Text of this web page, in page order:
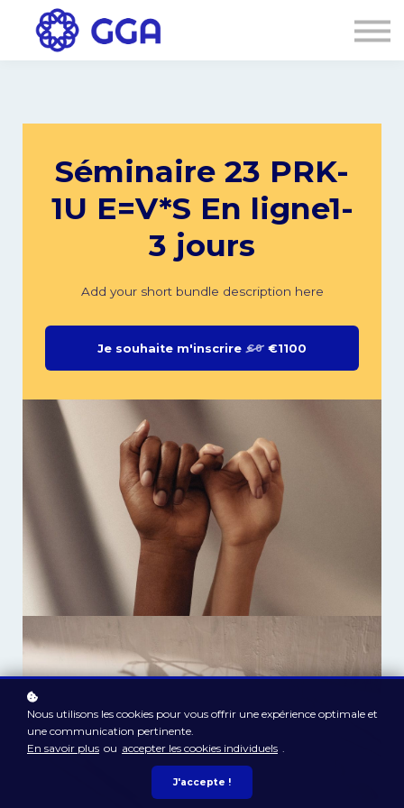
AGENDA
Séminaire 23 PRK-
1U E=V*S En ligne1-
3 jours
Add your short bundle description here
Je souhaite m'inscrire €0 €1100
Nous utilisons les cookies pour vous offrir une expérience optimale et
une communication pertinente.
En savoir plus ou accepter les cookies individuels .
J'accepte !